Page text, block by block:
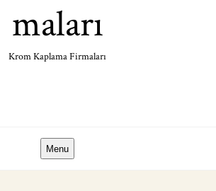
maları
Krom Kaplama Firmaları
Menu